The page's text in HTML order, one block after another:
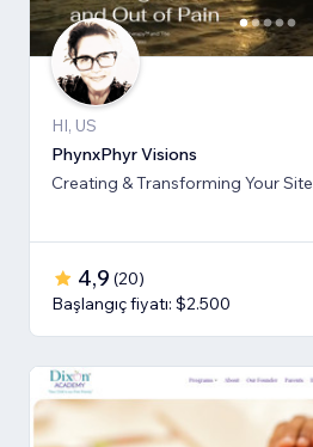
HI, US
PhynxPhyr Visions
Creating & Transforming Your Site
4,9 (20)
Başlangıç fiyatı: $2.500